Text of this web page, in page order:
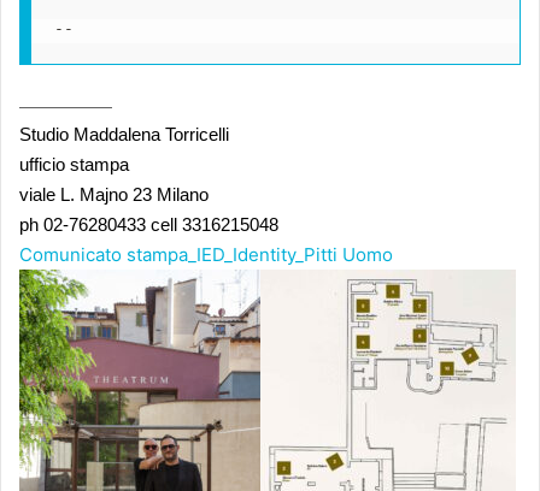
————————–
Studio Maddalena Torricelli
ufficio stampa
viale L. Majno 23 Milano
ph 02-76280433 cell 3316215048
Comunicato stampa_IED_Identity_Pitti Uomo